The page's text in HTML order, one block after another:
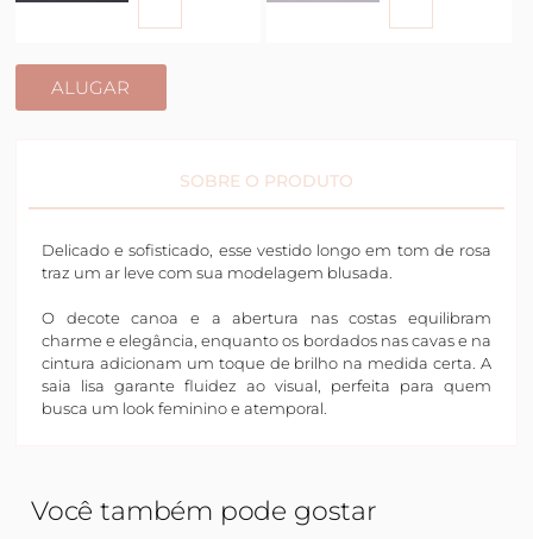
ALUGAR
SOBRE O PRODUTO
Delicado e sofisticado, esse vestido longo em tom de rosa
traz um ar leve com sua modelagem blusada.
O decote canoa e a abertura nas costas equilibram
charme e elegância, enquanto os bordados nas cavas e na
cintura adicionam um toque de brilho na medida certa. A
saia lisa garante fluidez ao visual, perfeita para quem
busca um look feminino e atemporal.
Você também pode gostar